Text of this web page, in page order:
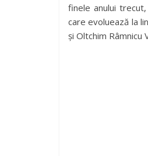
finele anului
care evoluează la
și Oltchim